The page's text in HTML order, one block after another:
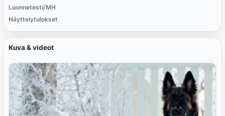
Luonnetesti/MH
Näyttelytulokset
Kuva & videot